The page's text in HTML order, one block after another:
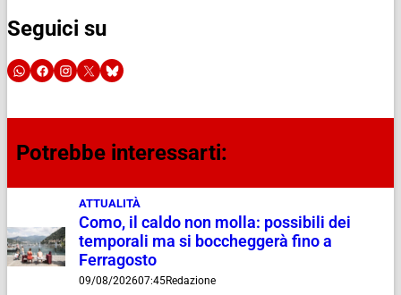
Seguici su
Potrebbe interessarti:
ATTUALITÀ
Como, il caldo non molla: possibili dei
temporali ma si boccheggerà fino a
Ferragosto
09/08/202607:45Redazione